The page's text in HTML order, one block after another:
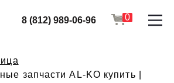
8 (812) 989-06-96 0
запчасти AL-KO купить |